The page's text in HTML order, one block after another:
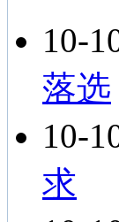
10-
落选
10-
求